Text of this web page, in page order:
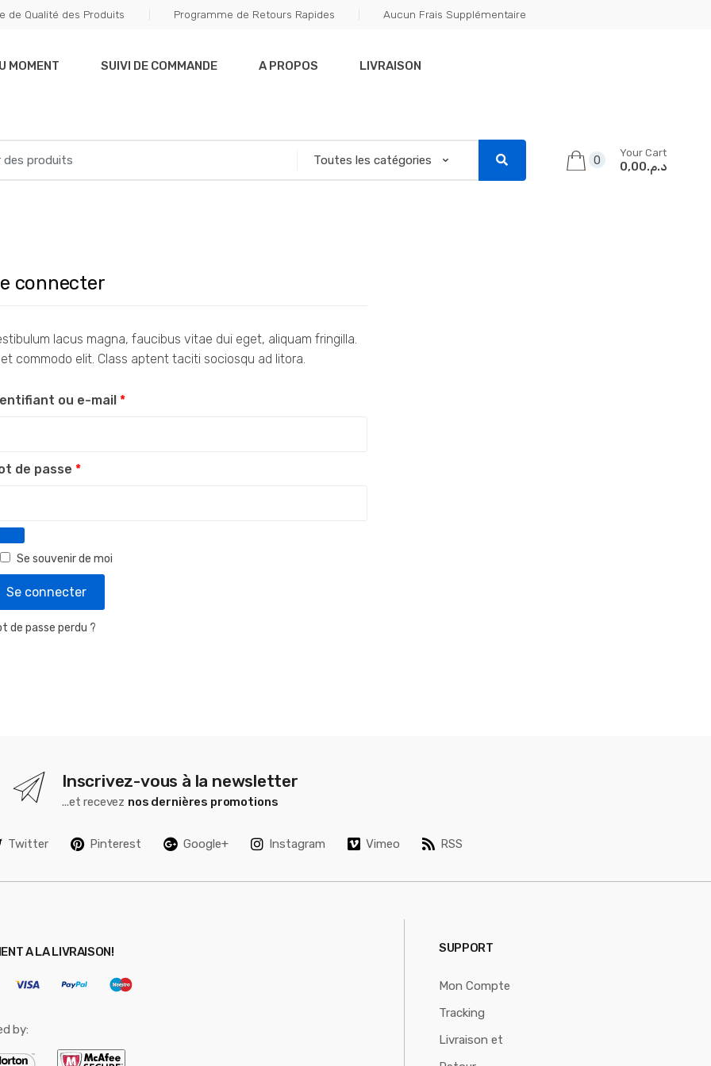
de Qualité des Produits Programme de Retours Rapides Aucun Frais Supplémentaire
MOMENT SUIVI DE COMMANDE A PROPOS LIVRAISON
0
Your Cart
د.م.0,00
connecter
lacus magna, faucibus vitae dui eget, aliquam fringilla.
et commodo elit. Class aptent taciti sociosqu ad litora.
ou e-mail*Obligatoire
de passe*Obligatoire
Se souvenir de moi
Se connecter
de passe perdu ?
Inscrivez-vous à la newsletter
...et recevez nos dernières promotions
Twitter Pinterest Google+ Instagram Vimeo RSS
A LA LIVRAISON!
by:
SUPPORT
Mon Compte
Tracking
Livraison et